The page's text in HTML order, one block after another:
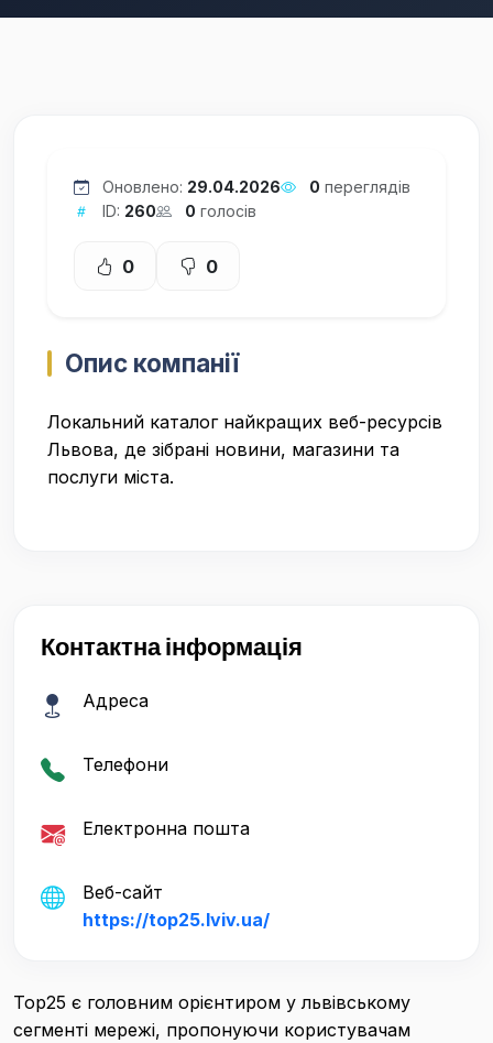
Оновлено: 29.04.2026 0 переглядів
ID: 260 0 голосів
0 0
Опис компанії
Локальний каталог найкращих веб-ресурсів
Львова, де зібрані новини, магазини та
послуги міста.
Контактна інформація
Адреса
Телефони
Електронна пошта
Веб-сайт
https://top25.lviv.ua/
Top25 є головним орієнтиром у львівському
сегменті мережі, пропонуючи користувачам